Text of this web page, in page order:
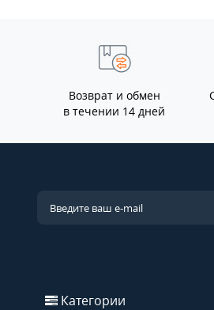
Возврат и обмен
в течении 14 дней
Категории